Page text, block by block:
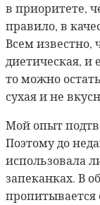
в приоритете,
правило, в
Всем известно,
диетическая, и
то можно
сухая и не
Мой опыт
Поэтому до
использовала
запеканках. В
пропитывается